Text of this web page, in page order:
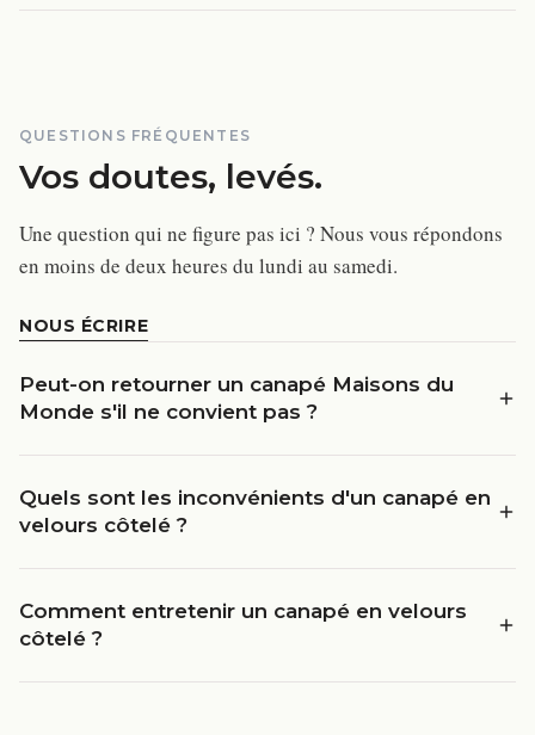
QUESTIONS FRÉQUENTES
Vos doutes, levés.
Une question qui ne figure pas ici ? Nous vous répondons
en moins de deux heures du lundi au samedi.
NOUS ÉCRIRE
Peut-on retourner un canapé Maisons du
Monde s'il ne convient pas ?
Quels sont les inconvénients d'un canapé en
velours côtelé ?
Comment entretenir un canapé en velours
côtelé ?